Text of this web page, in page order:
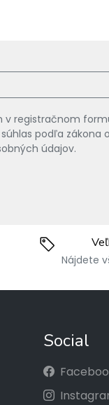
v registračnom
podľa zákona
údajov.
Nájdete
Social